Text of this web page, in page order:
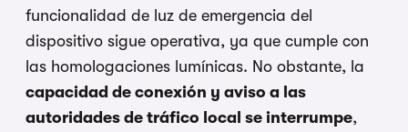
funcionalidad de luz de emergencia del
dispositivo sigue operativa, ya que cumple con
las homologaciones lumínicas. No obstante, la
capacidad de conexión y aviso a las
autoridades de tráfico local se interrumpe,